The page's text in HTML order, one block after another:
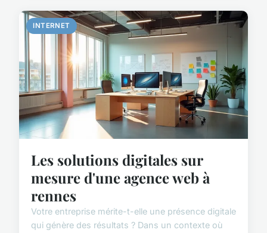
INTERNET
Les solutions digitales sur
mesure d'une agence web à
rennes
Votre entreprise mérite-t-elle une présence digitale
qui génère des résultats ? Dans un contexte où